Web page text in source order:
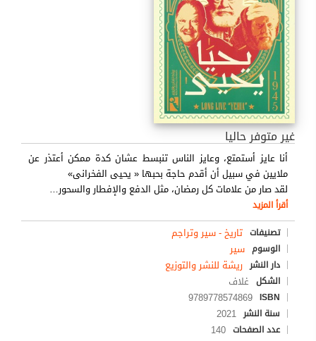
غير متوفر حاليا
أنا عايز أستمتع، وعايز الناس تنبسط عشان كدة ممكن أعتذر عن
ملايين في سبيل أن أقدم حاجة بحبها « يحيى الفخرانى»
لقد صار من علامات كل رمضان، مثل الدفع والإفطار والسحور…
أقرأ المزيد
تصنيفات تاريخ - سير وتراجم
الوسوم سير
دار النشر ريشة للنشر والتوزيع
الشكل غلاف
ISBN
9789778574869
سنة النشر 2021
عدد الصفحات 140